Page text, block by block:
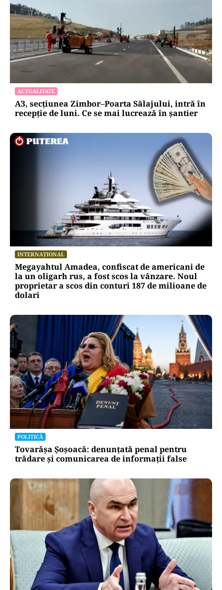
ACTUALITATE
A3, secțiunea Zimbor–Poarta Sălajului, intră în
recepție de luni. Ce se mai lucrează în șantier
INTERNAȚIONAL
Megayahtul Amadea, confiscat de americani de
la un oligarh rus, a fost scos la vânzare. Noul
proprietar a scos din conturi 187 de milioane de
dolari
POLITICĂ
Tovarășa Șoșoacă: denunțată penal pentru
trădare și comunicarea de informații false